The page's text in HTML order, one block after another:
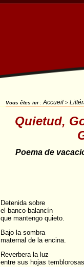
Vous êtes ici : Accueil >
Quietud,
Poema de
Detenida sobre
el banco-balancín
que mantengo quieto.
Bajo la sombra
maternal de la encina.
Reverbera la luz
entre sus hojas